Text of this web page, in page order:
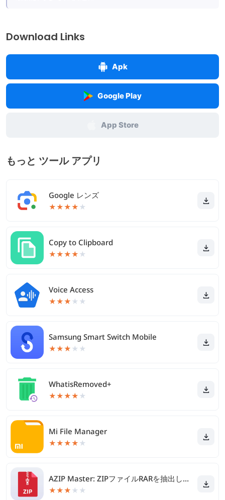
Download Links
Apk
Google Play
App Store
もっと ツール アプリ
Google レンズ
★★★★ ★
Copy to Clipboard
★★★★ ★
Voice Access
★★★ ★ ★
Samsung Smart Switch Mobile
★★★ ★ ★
WhatisRemoved+
★★★★ ★
Mi File Manager
★★★★ ★
AZIP Master: ZIPファイルRARを抽出します
★★★ ★ ★